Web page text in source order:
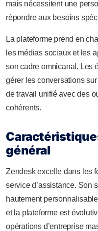
mais nécessitent une
répondre aux besoins
La plateforme prend en
les médias sociaux et les
son cadre omnicanal. Les
gérer les conversations
de travail unifié avec des
cohérents.
général
Zendesk excelle dans les
service d’assistance. Son
hautement
et la plateforme est
opérations d’entreprise